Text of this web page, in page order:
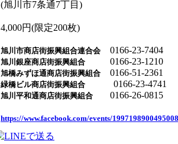
(旭川市7条通7丁目)
4,000円(限定200枚)
旭川市商店街振興組合連合会 0166-23-7404
旭川銀座商店街振興組合 0166-23-1210
旭橋みずほ通商店街振興組合 0166-51-2361
緑橋ビル商店街振興組合 0166-23-4741
旭川平和通商店街振興組合 0166-26-0815
https://www.facebook.com/events/